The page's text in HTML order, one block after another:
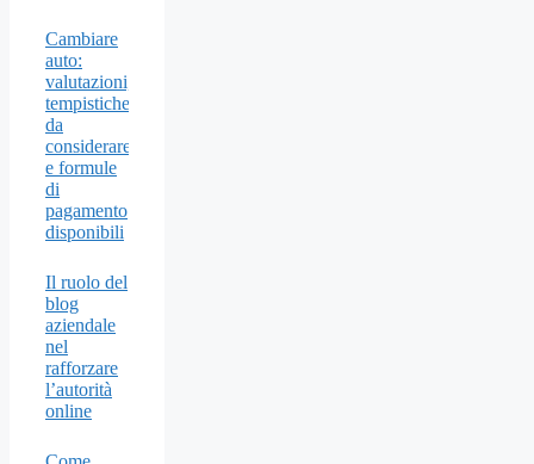
Cambiare
auto:
valutazioni,
tempistiche
da
considerare
e formule
di
pagamento
disponibili
Il ruolo del
blog
aziendale
nel
rafforzare
l’autorità
online